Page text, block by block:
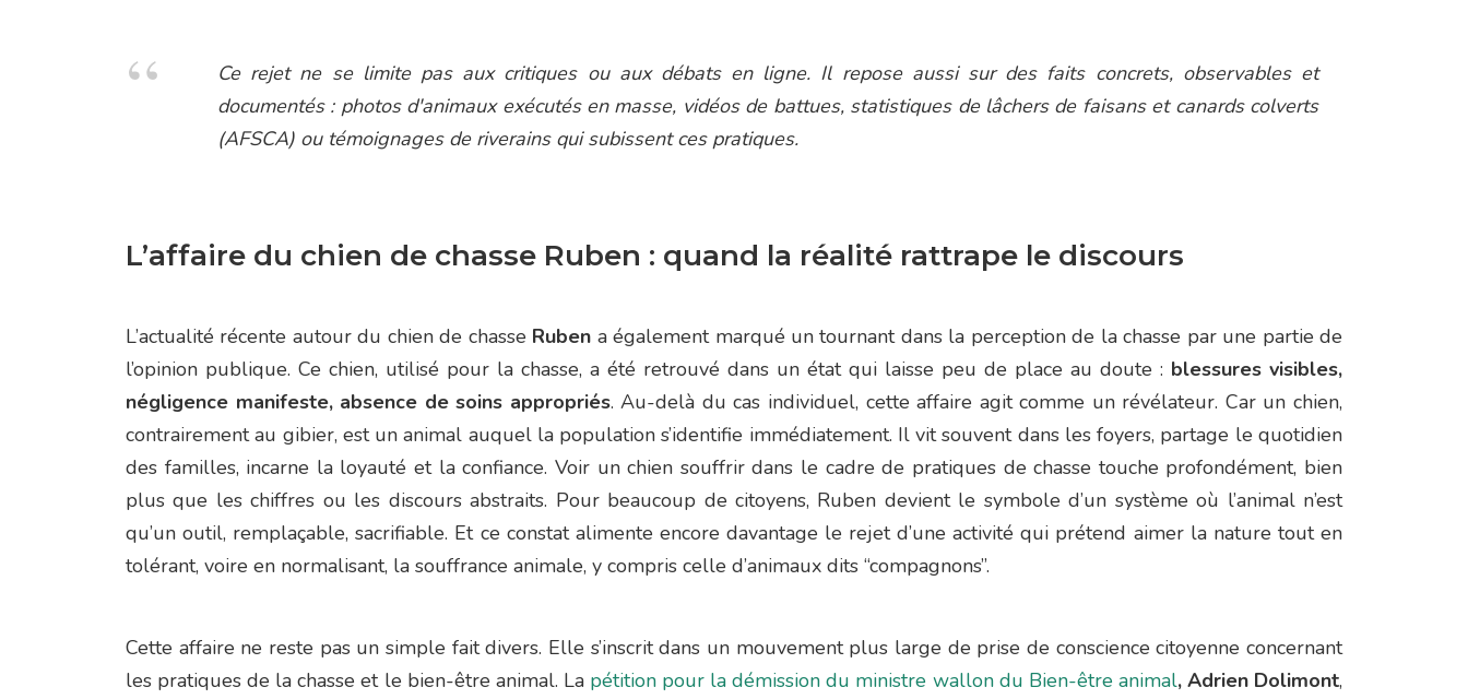
Ce rejet ne se limite pas aux critiques ou aux débats en ligne. Il repose aussi sur des faits concrets, observables et
documentés : photos d'animaux exécutés en masse, vidéos de battues, statistiques de lâchers de faisans et canards colverts
(AFSCA) ou témoignages de riverains qui subissent ces pratiques.
L’affaire du chien de chasse Ruben : quand la réalité rattrape le discours
L’actualité récente autour du chien de chasse Ruben a également marqué un tournant dans la perception de la chasse par une partie de
l’opinion publique. Ce chien, utilisé pour la chasse, a été retrouvé dans un état qui laisse peu de place au doute : blessures visibles,
négligence manifeste, absence de soins appropriés. Au-delà du cas individuel, cette affaire agit comme un révélateur. Car un chien,
contrairement au gibier, est un animal auquel la population s’identifie immédiatement. Il vit souvent dans les foyers, partage le quotidien
des familles, incarne la loyauté et la confiance. Voir un chien souffrir dans le cadre de pratiques de chasse touche profondément, bien
plus que les chiffres ou les discours abstraits. Pour beaucoup de citoyens, Ruben devient le symbole d’un système où l’animal n’est
qu’un outil, remplaçable, sacrifiable. Et ce constat alimente encore davantage le rejet d’une activité qui prétend aimer la nature tout en
tolérant, voire en normalisant, la souffrance animale, y compris celle d’animaux dits “compagnons”.
Cette affaire ne reste pas un simple fait divers. Elle s’inscrit dans un mouvement plus large de prise de conscience citoyenne concernant
les pratiques de la chasse et le bien-être animal. La pétition pour la démission du ministre wallon du Bien-être animal, Adrien Dolimont,